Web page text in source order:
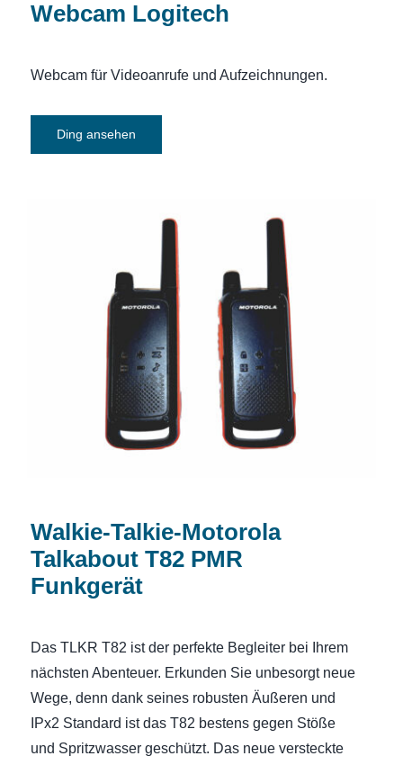
Webcam Logitech
Webcam für Videoanrufe und Aufzeichnungen.
Ding ansehen
Walkie-Talkie-Motorola Talkabout T82
PMR Funkgerät
Walkie-Talkie-Motorola
Talkabout T82 PMR
Funkgerät
Das TLKR T82 ist der perfekte Begleiter bei Ihrem
nächsten Abenteuer. Erkunden Sie unbesorgt neue
Wege, denn dank seines robusten Äußeren und
IPx2 Standard ist das T82 bestens gegen Stöße
und Spritzwasser geschützt. Das neue versteckte